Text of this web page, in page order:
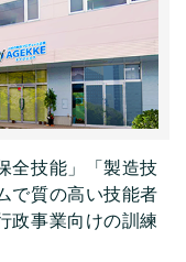
全技能」「製造技
で質の高い技能者
政事業向けの訓練